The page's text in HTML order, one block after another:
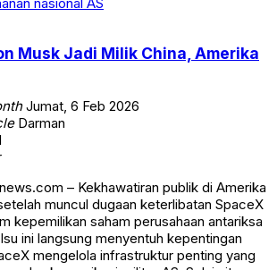
Musk Jadi Milik China, Amerika
Jumat, 6 Feb 2026
Darman
– Kekhawatiran publik di Amerika
muncul dugaan keterlibatan SpaceX
kepemilikan saham perusahaan antariksa
ini langsung menyentuh kepentingan
mengelola infrastruktur penting yang